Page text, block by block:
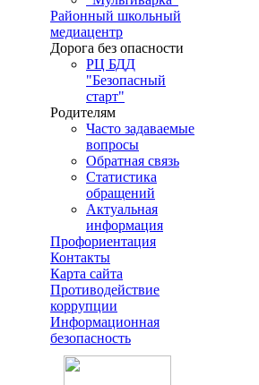
Районный школьный
медиацентр
Дорога без опасности
РЦ БДД
"Безопасный
старт"
Родителям
Часто задаваемые
вопросы
Обратная связь
Статистика
обращений
Актуальная
информация
Профориентация
Контакты
Карта сайта
Противодействие
коррупции
Информационная
безопасность